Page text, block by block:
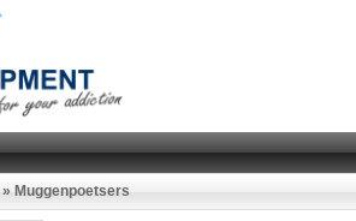
» Muggenpoetsers